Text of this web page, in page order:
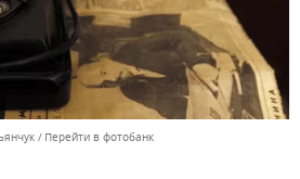
Перейти в фотобанк